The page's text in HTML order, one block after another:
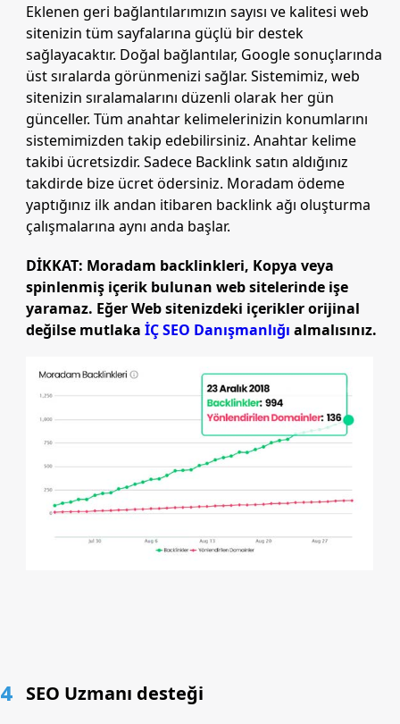
Eklenen geri bağlantılarımızın sayısı ve kalitesi web
sitenizin tüm sayfalarına güçlü bir destek
sağlayacaktır. Doğal bağlantılar, Google sonuçlarında
üst sıralarda görünmenizi sağlar. Sistemimiz, web
sitenizin sıralamalarını düzenli olarak her gün
günceller. Tüm anahtar kelimelerinizin konumlarını
sistemimizden takip edebilirsiniz. Anahtar kelime
takibi ücretsizdir. Sadece Backlink satın aldığınız
takdirde bize ücret ödersiniz. Moradam ödeme
yaptığınız ilk andan itibaren backlink ağı oluşturma
çalışmalarına aynı anda başlar.
DİKKAT: Moradam backlinkleri, Kopya veya
spinlenmiş içerik bulunan web sitelerinde işe
yaramaz. Eğer Web sitenizdeki içerikler orijinal
değilse mutlaka İÇ SEO Danışmanlığı almalısınız.
4 SEO Uzmanı desteği